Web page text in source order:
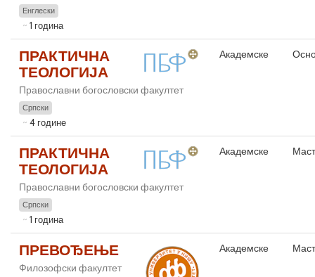
Енглески
1 година
ПРАКТИЧНА
ТЕОЛОГИЈА
Православни богословски факултет
Српски
4 године
Академске
ПРАКТИЧНА
ТЕОЛОГИЈА
Православни богословски факултет
Српски
1 година
Академске
ПРЕВОЂЕЊЕ
Филозофски факултет
Академске